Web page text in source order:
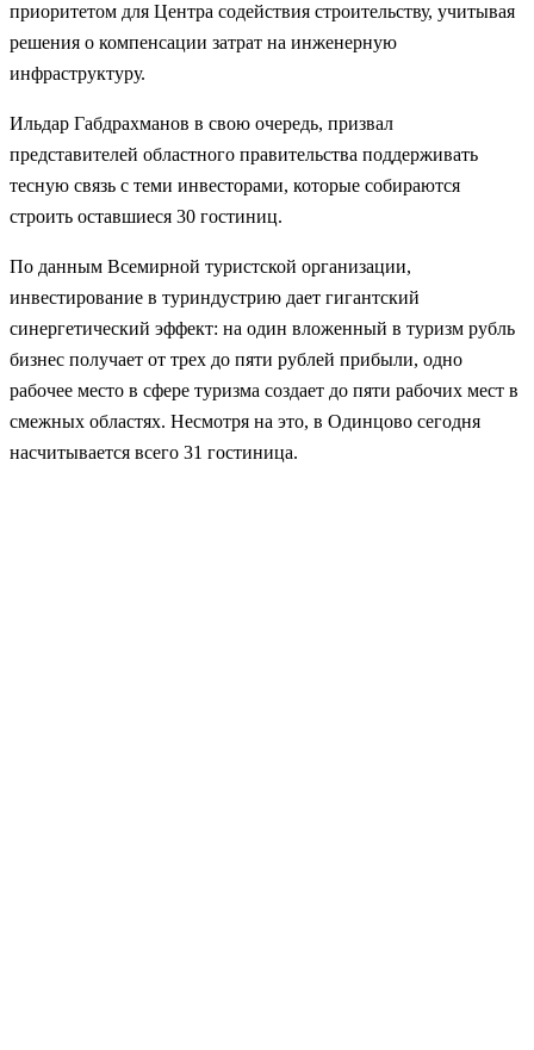
приоритетом для Центра содействия строительству, учитывая
решения о компенсации затрат на инженерную
инфраструктуру.
Ильдар Габдрахманов в свою очередь, призвал
представителей областного правительства поддерживать
тесную связь с теми инвесторами, которые собираются
строить оставшиеся 30 гостиниц.
По данным Всемирной туристской организации,
инвестирование в туриндустрию дает гигантский
синергетический эффект: на один вложенный в туризм рубль
бизнес получает от трех до пяти рублей прибыли, одно
рабочее место в сфере туризма создает до пяти рабочих мест в
смежных областях. Несмотря на это, в Одинцово сегодня
насчитывается всего 31 гостиница.